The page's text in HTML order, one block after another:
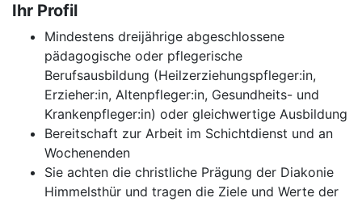
Ihr Profil
Mindestens dreijährige abgeschlossene
pädagogische oder pflegerische
Berufsausbildung (Heilzerziehungspfleger:in,
Erzieher:in, Altenpfleger:in, Gesundheits- und
Krankenpfleger:in) oder gleichwertige Ausbildung
Bereitschaft zur Arbeit im Schichtdienst und an
Wochenenden
Sie achten die christliche Prägung der Diakonie
Himmelsthür und tragen die Ziele und Werte der